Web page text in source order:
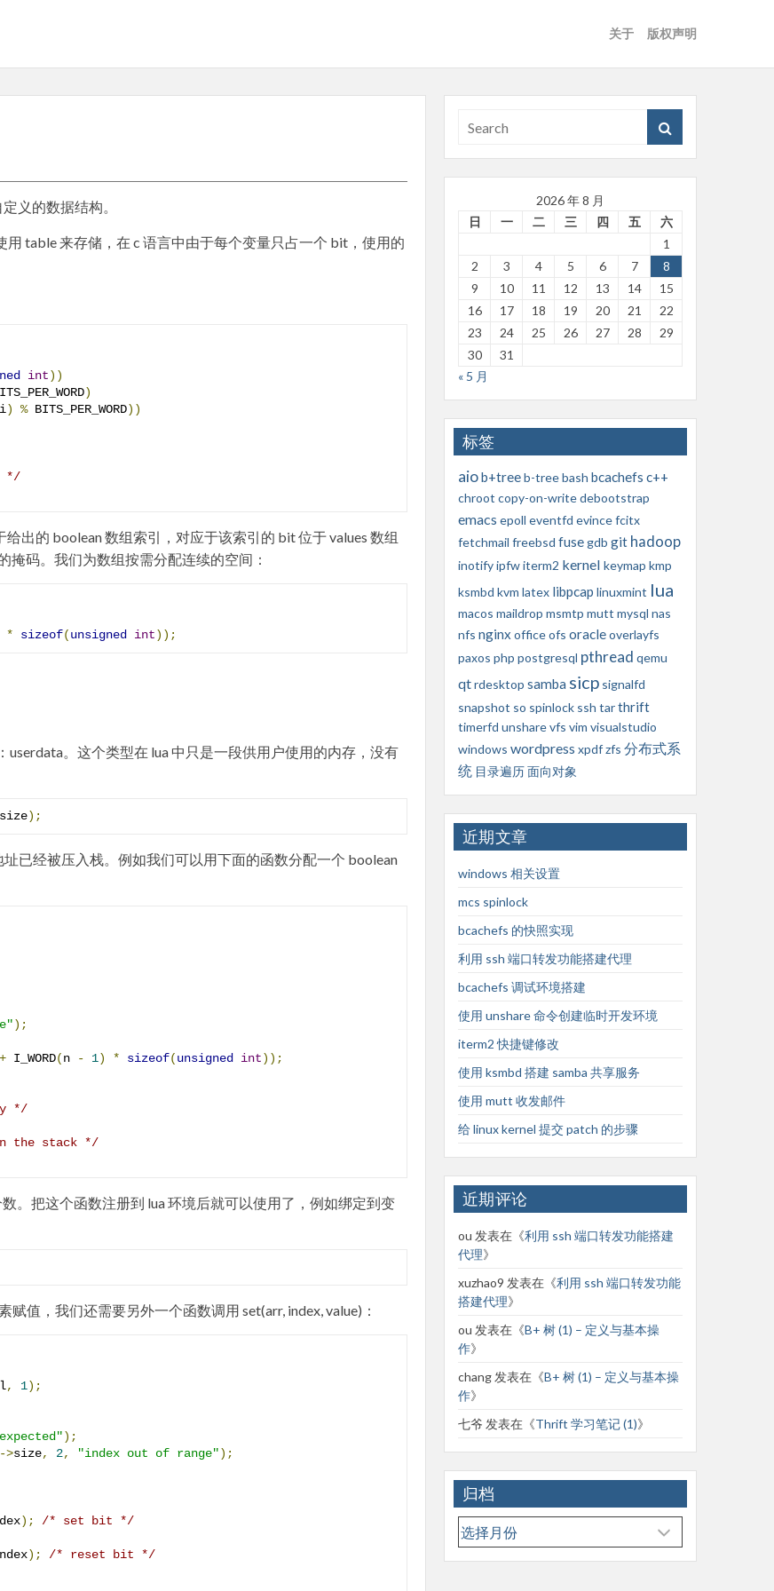
关于 版权声明
义的数据结构。
table 来存储，在 c 语言中由于每个变量只占一个 bit，使用的
int))
)
i) % BITS_PER_WORD))
*/
出的 boolean 数组索引，对应于该索引的 bit 位于 values 数组
掩码。我们为数组按需分配连续的空间：
* sizeof(unsigned int));
。这个类型在 lua 中只是一段供用户使用的内存，没有
size);
已经被压入栈。例如我们可以用下面的函数分配一个 boolean
);
+ I_WORD(n - 1) * sizeof(unsigned int));
*/
the stack */
。把这个函数注册到 lua 环境后就可以使用了，例如绑定到变
值，我们还需要另外一个函数调用 set(arr, index, value)：
l, 1);
);
->size, 2, "index out of range");
);
/* set bit */
); /* reset bit */
2026 年 8 月
日
一 二 三 四 五
六
1
2
3 4 5 6 7
8
9
10 11 12 13 14
15
16
17 18 19 20 21
22
23
24 25 26 27 28
29
30
31
« 5 月
标签
aiob+treeb-treebash bcachefs c++
chroot copy-on-writedebootstrap
emacs epoll eventfd evincefcitx
fetchmail freebsd fuse gdb git hadoop
inotifyipfwiterm2 kernel keymap kmp
ksmbd kvm latex libpcap linuxmint lua
macos maildrop msmtp mutt mysql nas
nfs nginx officeofs oracleoverlayfs
paxos php postgresql pthread qemu
qtrdesktop samba sicp signalfd
snapshot so spinlock ssh tarthrift
timerfd unsharevfs vim visualstudio
windows wordpress xpdfzfs 分布式系
统 目录遍历面向对象
近期文章
windows 相关设置
mcs spinlock
bcachefs 的快照实现
利用 ssh 端口转发功能搭建代理
bcachefs 调试环境搭建
使用 unshare 命令创建临时开发环境
iterm2 快捷键修改
使用 ksmbd 搭建 samba 共享服务
使用 mutt 收发邮件
给 linux kernel 提交 patch 的步骤
近期评论
ou 发表在《利用 ssh 端口转发功能搭建
代理》
xuzhao9 发表在《利用 ssh 端口转发功能
搭建代理》
ou 发表在《B+ 树 (1) – 定义与基本操
作》
chang 发表在《B+ 树 (1) – 定义与基本操
作》
七爷 发表在《Thrift 学习笔记 (1)》
归档
归
档